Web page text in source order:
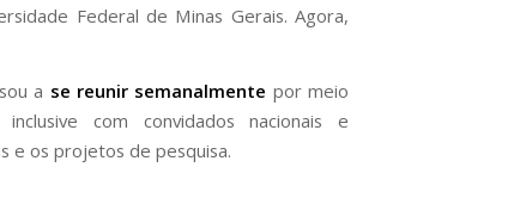
Federal de Minas Gerais. Agora,
a se reunir semanalmente por meio
com convidados nacionais e
e os projetos de pesquisa.